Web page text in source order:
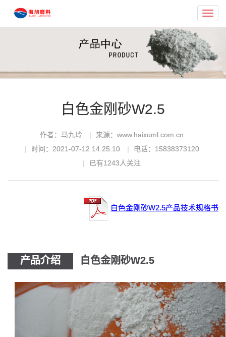
白色金刚砂W2.5
作者：马九玲
来源：www.haixuml.com.cn
时间：2021-07-12 14:25:10
电话：15838373120
已有1243人关注
白色金刚砂W2.5产品技术规格书
产品介绍 白色金刚砂W2.5